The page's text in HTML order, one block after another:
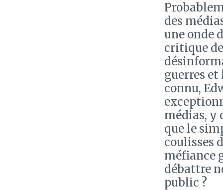
des
une onde
critique
guerres
connu,
médias, y
que le
coulisses
méfiance
débattre
public ?